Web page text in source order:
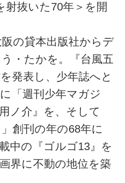
射抜いた70年＞を開
の貸本出版社からデ
・たかを。『台風五
発表し、少年誌へと
「週刊少年マガジ
ノ介』を、そして
創刊の年の68年に
中の『ゴルゴ13』を
界に不動の地位を築